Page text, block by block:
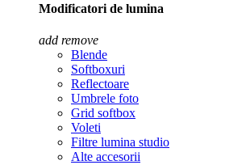
Modificatori de lumina
add remove
Blende
Softboxuri
Reflectoare
Umbrele foto
Grid softbox
Voleti
Filtre lumina studio
Alte accesorii